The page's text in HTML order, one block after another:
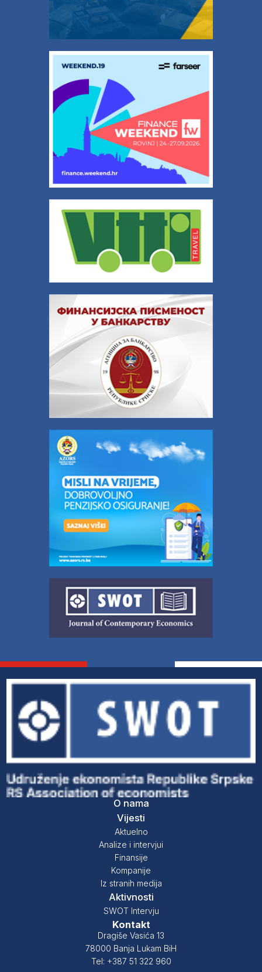
O nama
Vijesti
Aktuelno
Analize i intervjui
Finansije
Kompanije
Iz stranih medija
Aktivnosti
SWOT Intervju
Kontakt
Dragiše Vasića 13
78000 Banja Lukam BiH
Tel: +387 51 322 960